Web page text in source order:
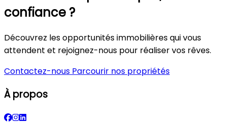
confiance ?
Découvrez les opportunités immobilières qui vous
attendent et rejoignez-nous pour réaliser vos rêves.
Contactez-nous Parcourir nos propriétés
À propos